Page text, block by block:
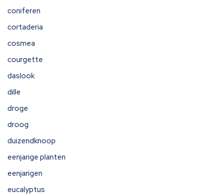
coniferen
cortaderia
cosmea
courgette
daslook
dille
droge
droog
duizendknoop
eenjarige planten
eenjarigen
eucalyptus